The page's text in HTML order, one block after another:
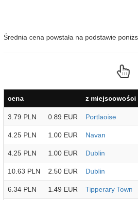
Średnia cena powstała na podstawie
cena z miejscowości
3.79 PLN 0.89 EUR Portlaoise
4.25 PLN 1.00 EUR Navan
4.25 PLN 1.00 EUR Dublin
10.63 PLN 2.50 EUR Dublin
6.34 PLN 1.49 EUR Tipperary Town